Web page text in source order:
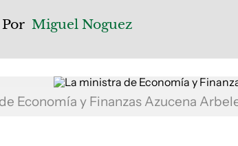
Por Miguel Noguez
Economía y Finanzas Azucena